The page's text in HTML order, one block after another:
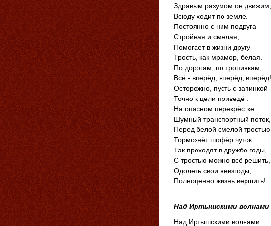
Здравым разумом он движим,
Всюду ходит по земле.
Постоянно с ним подруга
Стройная и смелая,
Помогает в жизни другу
Трость, как мрамор, белая.
По дорогам, по тропинкам,
Всё - вперёд, вперёд, вперёд!
Осторожно, пусть с запинкой
Точно к цели приведёт.
На опасном перекрёстке
Шумный транспортный поток,
Перед белой смелой тростью
Тормознёт шофёр чуток.
Так проходят в дружбе годы,
С тростью можно всё решить,
Одолеть свои невзгоды,
Полноценно жизнь вершить!
Над Иртышскими волнами
Над Иртышскими волнами.